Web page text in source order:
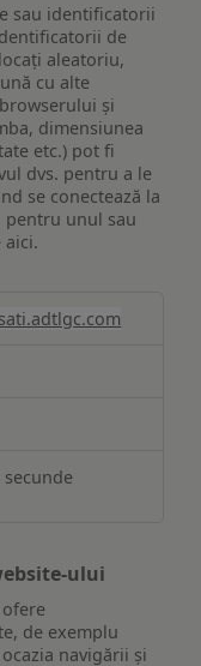
sau identificatorii
de
aleatoriu,
cu alte
și
dimensiunea
etc.) pot fi
dvs. pentru a le
se conectează la
pentru unul sau
aici.
secunde
ului
de exemplu
navigării și